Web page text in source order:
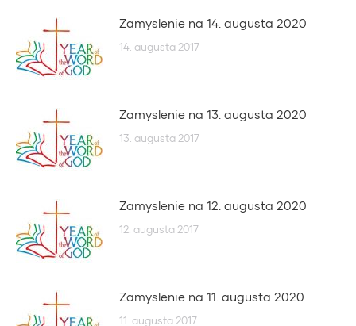
Zamyslenie na 14. augusta 2020
14. augusta 2017
Zamyslenie na 13. augusta 2020
13. augusta 2017
Zamyslenie na 12. augusta 2020
12. augusta 2017
Zamyslenie na 11. augusta 2020
11. augusta 2017